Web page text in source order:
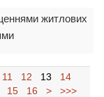
житлових
11 12 13
14
15
16 > >>>